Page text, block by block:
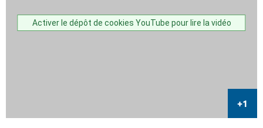
Activer le dépôt de cookies YouTube pour lire la vidéo